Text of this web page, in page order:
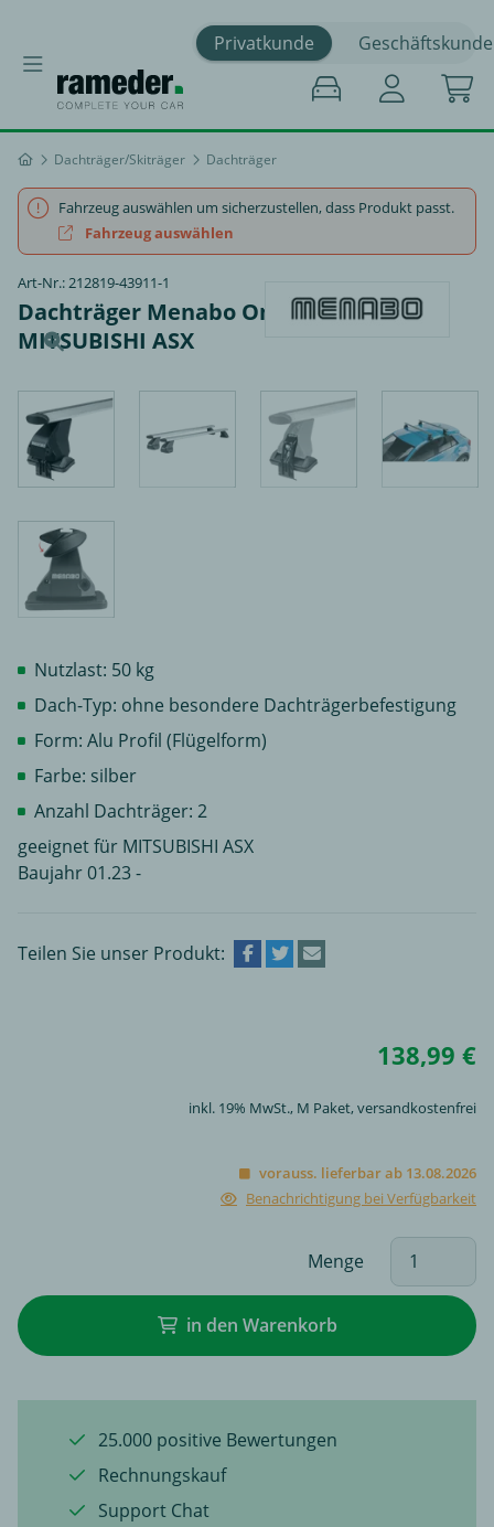
Privatkunde Geschäftskunde
Dachträger/Skiträger Dachträger
Fahrzeug auswählen um sicherzustellen, dass Produkt passt.
Fahrzeug auswählen
Art-Nr.: 212819-43911-1
Dachträger Menabo Omega Plus -
MITSUBISHI ASX
Nutzlast: 50 kg
Dach-Typ: ohne besondere Dachträgerbefestigung
Form: Alu Profil (Flügelform)
Farbe: silber
Anzahl Dachträger: 2
geeignet für MITSUBISHI ASX
Baujahr 01.23 -
Teilen Sie unser Produkt:
138,99 €
inkl. 19% MwSt., M Paket, versandkostenfrei
vorauss. lieferbar ab 13.08.2026
Benachrichtigung bei Verfügbarkeit
Menge
in den Warenkorb
25.000 positive Bewertungen
Rechnungskauf
Support Chat